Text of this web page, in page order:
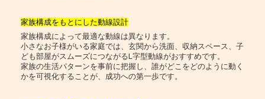
家族構成をもとにした動線設計
家族構成によって最適な動線は異なります。
小さなお子様がいる家庭では、玄関から洗面、収納スペース、子
ども部屋がスムーズにつながるL字型動線がおすすめです。
家族の生活パターンを事前に把握し、誰がどこをどのように動く
かを可視化することが、成功への第一歩です。